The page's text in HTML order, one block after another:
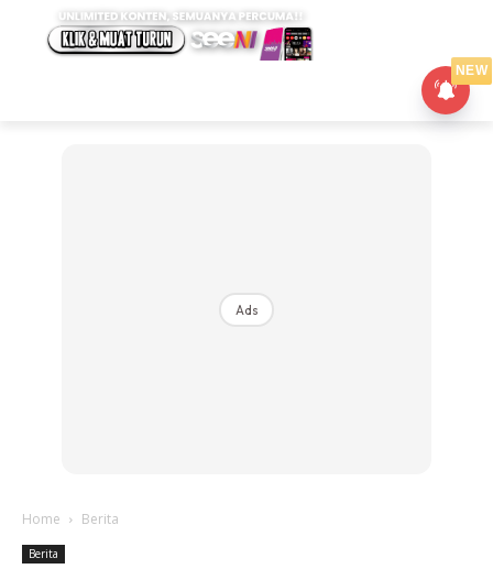
Ads
Home Berita
Berita
NEW